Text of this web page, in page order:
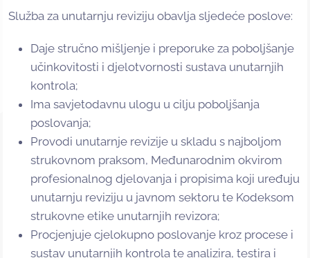
Služba za unutarnju reviziju obavlja sljedeće poslove:
Daje stručno mišljenje i preporuke za poboljšanje
učinkovitosti i djelotvornosti sustava unutarnjih
kontrola;
Ima savjetodavnu ulogu u cilju poboljšanja
poslovanja;
Provodi unutarnje revizije u skladu s najboljom
strukovnom praksom, Međunarodnim okvirom
profesionalnog djelovanja i propisima koji uređuju
unutarnju reviziju u javnom sektoru te Kodeksom
strukovne etike unutarnjih revizora;
Procjenjuje cjelokupno poslovanje kroz procese i
sustav unutarnjih kontrola te analizira, testira i